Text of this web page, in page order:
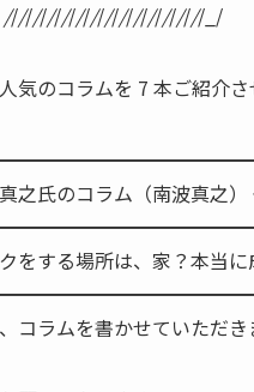
////////////////////////////_/
気のコラムを 7 本ご紹介さ
之氏のコラム（南波真之
をする場所は、家？本当
コラムを書かせていただき